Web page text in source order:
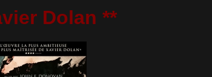
Dolan **